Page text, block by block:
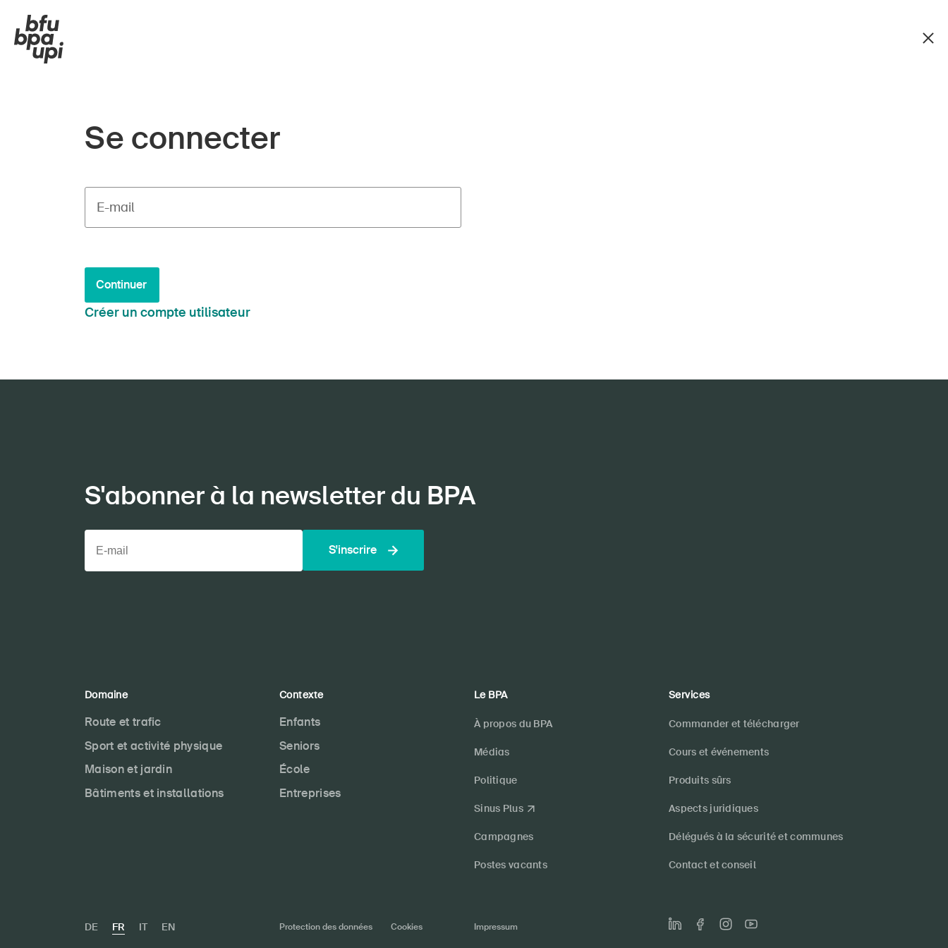
Se connecter
E-mail
Continuer
Créer un compte utilisateur
S'abonner à la newsletter du BPA
S'inscrire
Domaine
Route et trafic
Sport et activité physique
Maison et jardin
Bâtiments et installations
Contexte
Enfants
Seniors
École
Entreprises
Le BPA
À propos du BPA
Médias
Politique
Sinus Plus
Campagnes
Postes vacants
Services
Commander et télécharger
Cours et événements
Produits sûrs
Aspects juridiques
Délégués à la sécurité et communes
Contact et conseil
DE FR IT EN Protection des données Cookies Impressum